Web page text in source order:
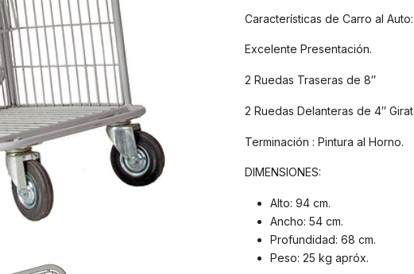
Características de Carro al Auto:
Excelente Presentación.
2 Ruedas Traseras de 8″
2 Ruedas Delanteras de 4″
Terminación : Pintura al Horno.
DIMENSIONES:
Alto: 94 cm.
Ancho: 54 cm.
Profundidad: 68 cm.
Peso: 25 kg apróx.